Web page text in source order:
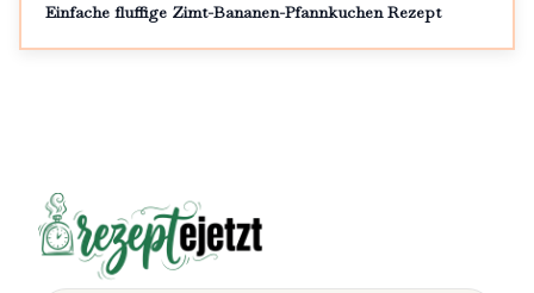
Einfache fluffige Zimt-Bananen-Pfannkuchen Rezept